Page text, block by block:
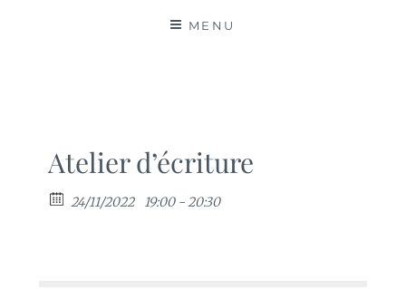
MENU
Atelier d’écriture
24/11/2022 19:00 - 20:30